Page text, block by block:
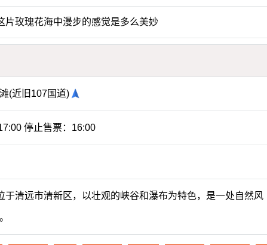
片玫瑰花海中漫步的感觉是多么美妙
(近旧107国道)
停止售票：16:00
于清远市清新区，以壮观的峡谷和瀑布为特色，是一处自然风